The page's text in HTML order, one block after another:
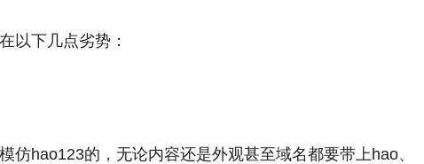
以下几点劣势：
仿hao123的，无论内容还是外观甚至域名都要带上hao、